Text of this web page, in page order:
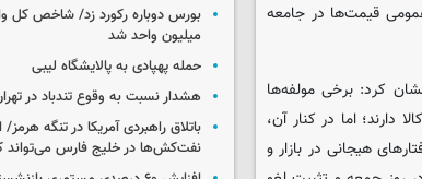
قیمت‌ها در جامعه
کرد: برخی مولفه‌ها
دارند؛ اما در کنار آن،
هیجانی در بازار و
میلیون واحد شد
حمله پهپادی به پالایشگاه لیبی
هشدار نسبت به وقوع تندباد در
باتلاق راهبردی آمریکا در تنگه
نفت‌کش‌ها در خلیج فارس می‌تواند